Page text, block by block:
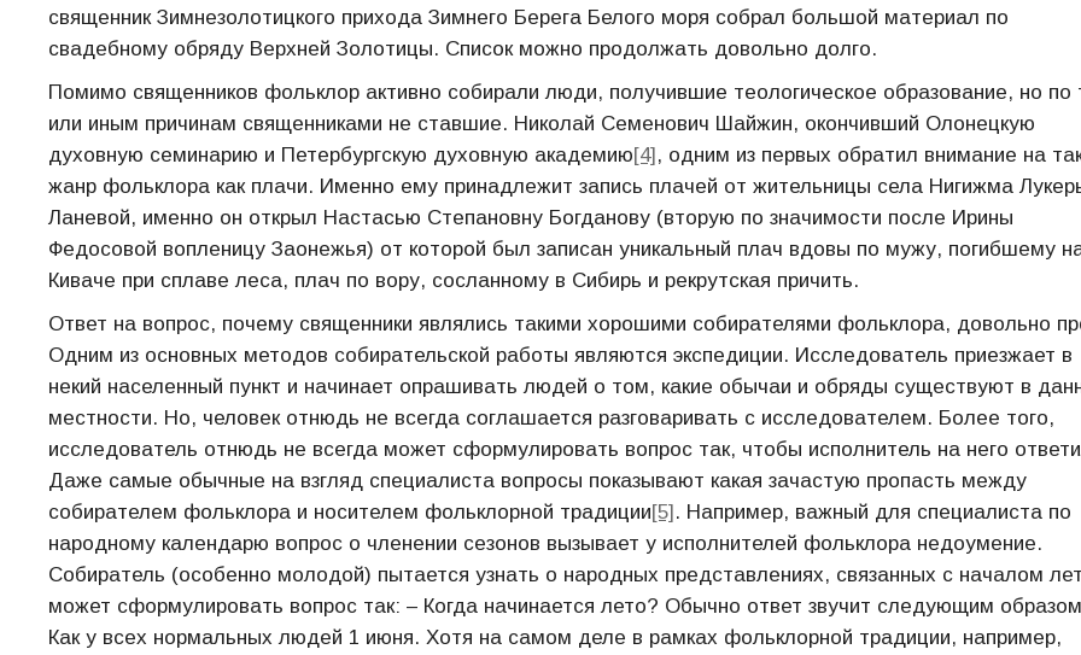
священник Зимнезолотицкого прихода Зимнего Берега Белого моря собрал большой материал по
свадебному обряду Верхней Золотицы. Список можно продолжать довольно долго.
Помимо священников фольклор активно собирали люди, получившие теологическое образование, но по
или иным причинам священниками не ставшие. Николай Семенович Шайжин, окончивший Олонецкую
духовную семинарию и Петербургскую духовную академию[4], одним из первых обратил внимание на
жанр фольклора как плачи. Именно ему принадлежит запись плачей от жительницы села Нигижма
Ланевой, именно он открыл Настасью Степановну Богданову (вторую по значимости после Ирины
Федосовой вопленицу Заонежья) от которой был записан уникальный плач вдовы по мужу, погибшему
Киваче при сплаве леса, плач по вору, сосланному в Сибирь и рекрутская причить.
Ответ на вопрос, почему священники являлись такими хорошими собирателями фольклора, довольно
Одним из основных методов собирательской работы являются экспедиции. Исследователь приезжает в
некий населенный пункт и начинает опрашивать людей о том, какие обычаи и обряды существуют в
местности. Но, человек отнюдь не всегда соглашается разговаривать с исследователем. Более того,
исследователь отнюдь не всегда может сформулировать вопрос так, чтобы исполнитель на него
Даже самые обычные на взгляд специалиста вопросы показывают какая зачастую пропасть между
собирателем фольклора и носителем фольклорной традиции[5]. Например, важный для специалиста по
народному календарю вопрос о членении сезонов вызывает у исполнителей фольклора недоумение.
Собиратель (особенно молодой) пытается узнать о народных представлениях, связанных с началом
может сформулировать вопрос так: – Когда начинается лето? Обычно ответ звучит следующим
Как у всех нормальных людей 1 июня. Хотя на самом деле в рамках фольклорной традиции, например,